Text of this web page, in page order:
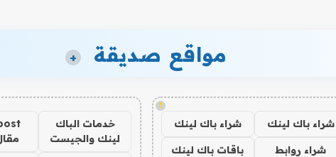
مواقع صديقة +
!
شراء باك لينك شراء باك لينك
شراء روابط
باقات باك لينك
خدمات الباك
لينك والجيست